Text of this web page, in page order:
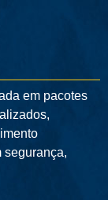
em pacotes
segurança,